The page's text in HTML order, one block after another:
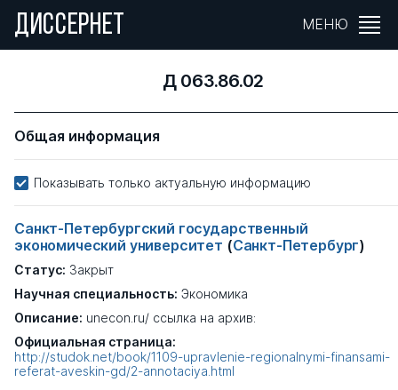
ДИССЕРНЕТ МЕНЮ
Д 063.86.02
Общая информация
Показывать только актуальную информацию
Санкт-Петербургский государственный
экономический университет (Санкт-Петербург)
Статус: Закрыт
Научная специальность: Экономика
Описание: unecon.ru/ ссылка на архив:
Официальная страница:
http://studok.net/book/1109-upravlenie-regionalnymi-finansami-
referat-aveskin-gd/2-annotaciya.html